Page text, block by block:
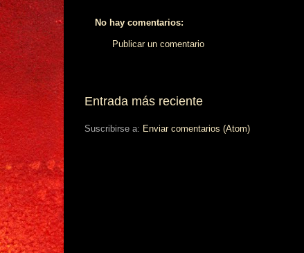
No hay comentarios:
Publicar un comentario
Entrada más reciente
Suscribirse a: Enviar comentarios (Atom)